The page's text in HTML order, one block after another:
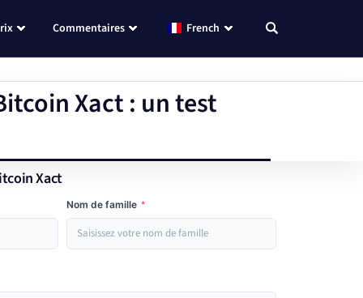
Commentaires French
Xact : un test
Xact
Nom de famille *